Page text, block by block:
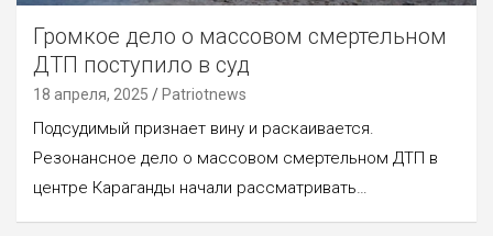
Громкое дело о массовом смертельном
ДТП поступило в суд
18 апреля, 2025 Patriotnews
Подсудимый признает вину и раскаивается.
Резонансное дело о массовом смертельном ДТП в
центре Караганды начали рассматривать…